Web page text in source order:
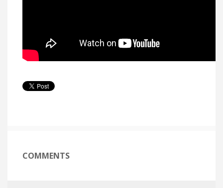
COMMENTS